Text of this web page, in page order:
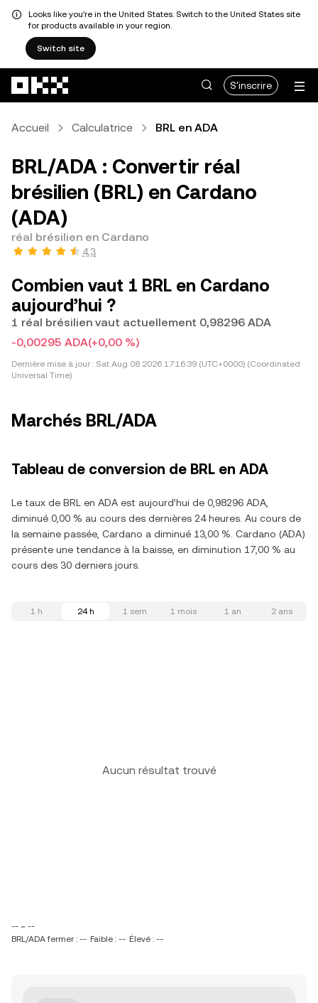
Looks like you're in the United States. Switch to the United States site
for products available in your region.
Switch site
S'inscrire
Accueil Calculatrice BRL en ADA
BRL/ADA : Convertir réal
brésilien (BRL) en Cardano
(ADA)
réal brésilien en Cardano
4,3
Combien vaut 1 BRL en Cardano
aujourd’hui ?
1 réal brésilien vaut actuellement 0,98296 ADA
-0,00295 ADA(+0,00 %)
Dernière mise à jour : Sat Aug 08 2026 17:16:39 (UTC+0000) (Coordinated
Universal Time)
Marchés BRL/ADA
Tableau de conversion de BRL en ADA
Le taux de BRL en ADA est aujourd’hui de 0,98296 ADA,
diminué 0,00 % au cours des dernières 24 heures. Au cours de
la semaine passée, Cardano a diminué 13,00 %. Cardano (ADA)
présente une tendance à la baisse, en diminution 17,00 % au
cours des 30 derniers jours.
1 h 24 h 1 sem 1 mois 1 an 2 ans
Aucun résultat trouvé
-- ~ --
BRL/ADA fermer : -- Faible : -- Élevé : --